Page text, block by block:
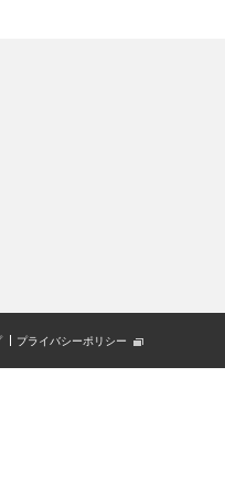
プライバシーポリシー